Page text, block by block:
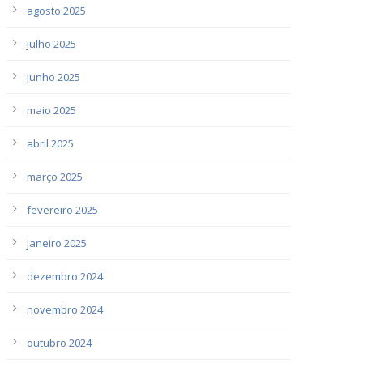
agosto 2025
julho 2025
junho 2025
maio 2025
abril 2025
março 2025
fevereiro 2025
janeiro 2025
dezembro 2024
novembro 2024
outubro 2024